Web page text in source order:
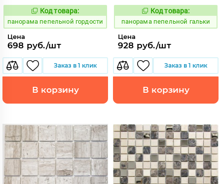
540018
Код товара:
панорама пепельной гордости
Цена
698 руб./шт
Заказ в 1 клик
В корзину
540015
Код товара:
панорама пепельной гальки
Цена
928 руб./шт
Заказ в 1 клик
В корзину